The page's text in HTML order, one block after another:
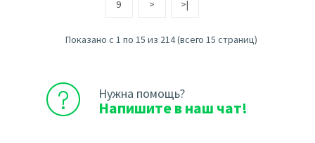
9 > >|
Показано с 1 по 15 из 214 (всего 15 страниц)
Нужна помощь?
Напишите в наш чат!